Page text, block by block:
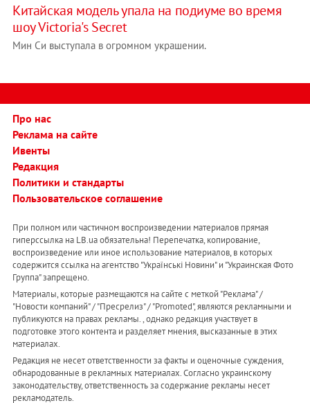
Китайская модель упала на подиуме во время
шоу Victoria's Secret
Мин Си выступала в огромном украшении.
Про нас
Реклама на сайте
Ивенты
Редакция
Политики и стандарты
Пользовательское соглашение
При полном или частичном воспроизведении материалов прямая
гиперссылка на LB.ua обязательна! Перепечатка, копирование,
воспроизведение или иное использование материалов, в которых
содержится ссылка на агентство "Українськi Новини" и "Украинская Фото
Группа" запрещено.
Материалы, которые размещаются на сайте с меткой "Реклама" /
"Новости компаний" / "Пресрелиз" / "Promoted", являются рекламными и
публикуются на правах рекламы. , однако редакция участвует в
подготовке этого контента и разделяет мнения, высказанные в этих
материалах.
Редакция не несет ответственности за факты и оценочные суждения,
обнародованные в рекламных материалах. Согласно украинскому
законодательству, ответственность за содержание рекламы несет
рекламодатель.